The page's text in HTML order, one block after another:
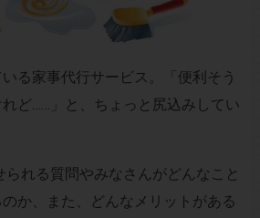
る家事代行サービス。「便利そう
ど……」と、ちょっと尻込みしてい
られる質問やみなさんがどんなこと
か、また、どんなメリットがある